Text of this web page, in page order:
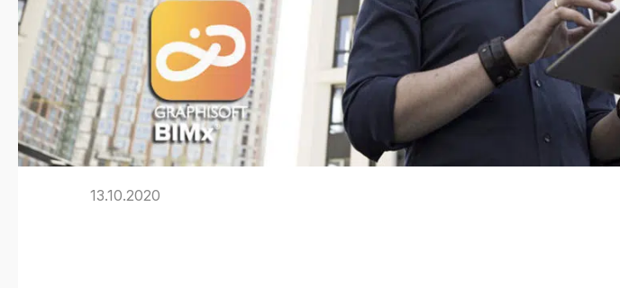
13.10.2020